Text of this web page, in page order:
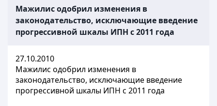
Мажилис одобрил изменения в
законодательство, исключающие введение
прогрессивной шкалы ИПН с 2011 года
27.10.2010
Мажилис одобрил изменения в
законодательство, исключающие введение
прогрессивной шкалы ИПН с 2011 года